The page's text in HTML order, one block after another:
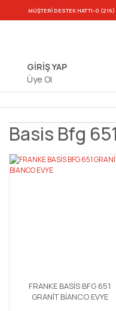
MÜŞTERİ DESTEK HATTI-0 (216)
GİRİŞ YAP
Üye Ol
Basis Bfg
FRANKE BASİS BFG 651
GRANİT BİANCO EVYE